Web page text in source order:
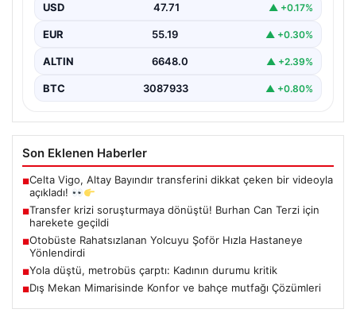
USD 47.71 ▲ +0.17%
EUR 55.19 ▲ +0.30%
ALTIN 6648.0 ▲ +2.39%
BTC 3087933 ▲ +0.80%
Son Eklenen Haberler
■Celta Vigo, Altay Bayındır transferini dikkat çeken bir videoyla
açıkladı!
■Transfer krizi soruşturmaya dönüştü! Burhan Can Terzi için
harekete geçildi
■Otobüste Rahatsızlanan Yolcuyu Şoför Hızla Hastaneye
Yönlendirdi
■Yola düştü, metrobüs çarptı: Kadının durumu kritik
■Dış Mekan Mimarisinde Konfor ve bahçe mutfağı Çözümleri